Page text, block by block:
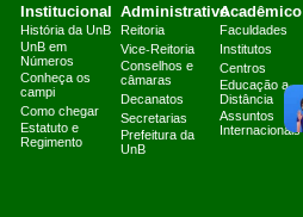
Institucional
História da UnB
UnB em
Números
Conheça os
campi
Como chegar
Estatuto e
Regimento
Administrativo
Reitoria
Vice-Reitoria
Conselhos e
câmaras
Decanatos
Secretarias
Prefeitura da
UnB
Acadêmico
Faculdades
Institutos
Centros
Educação a
Distância
Assuntos
Internacionais